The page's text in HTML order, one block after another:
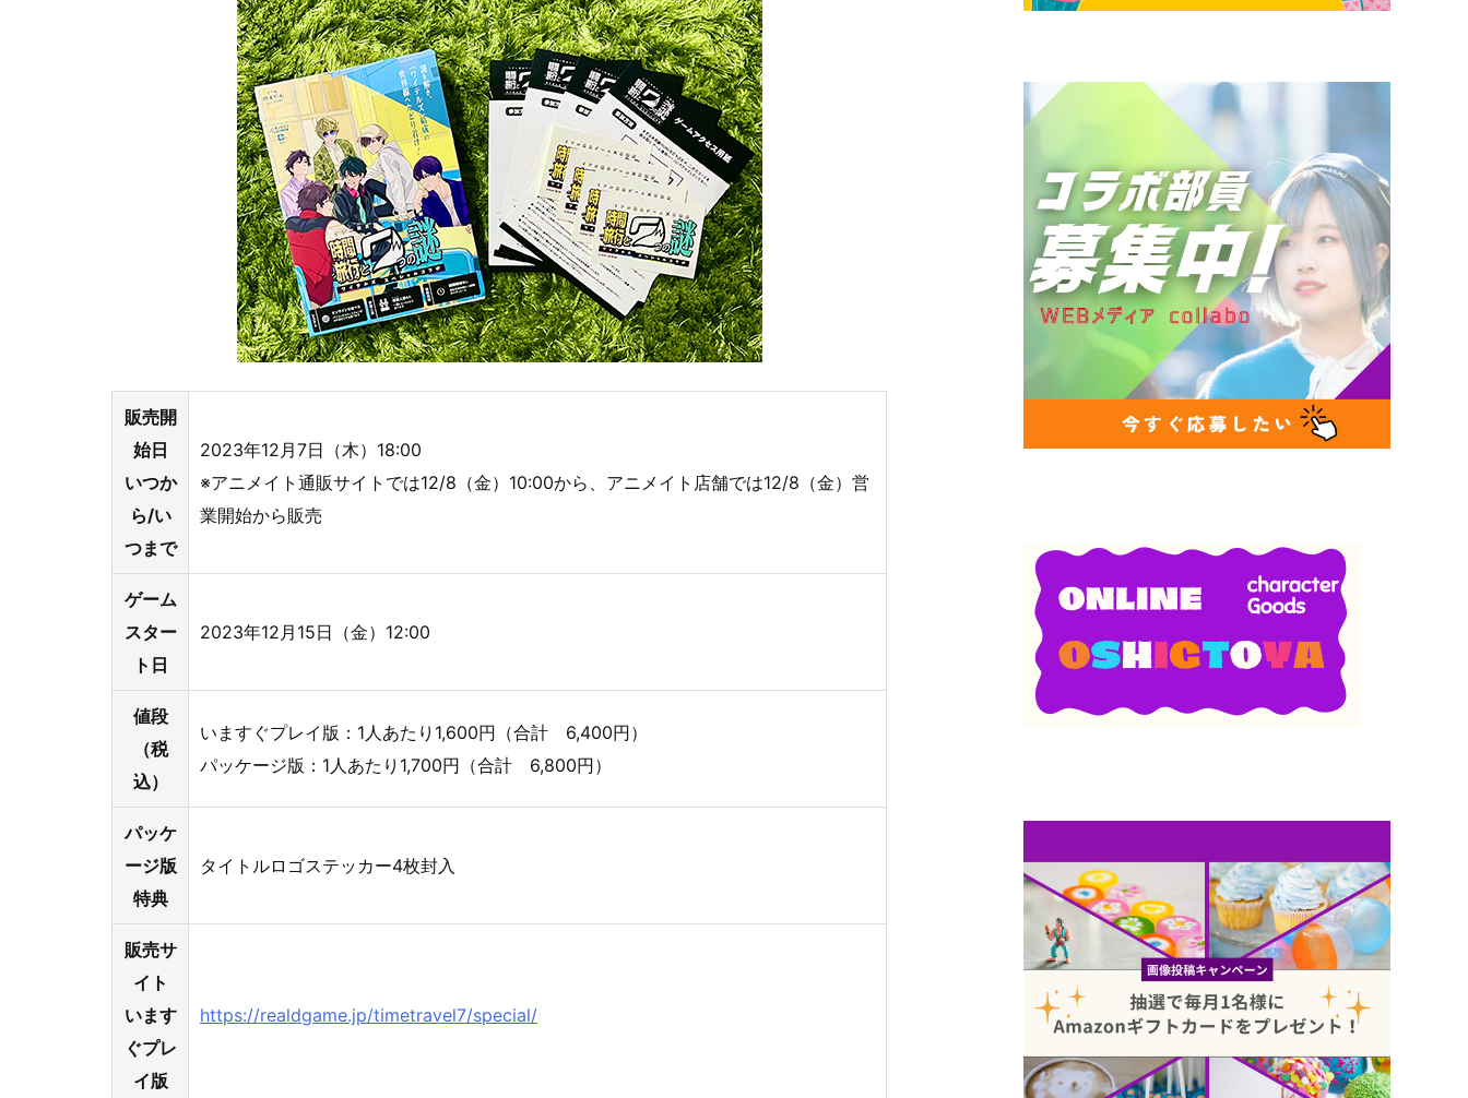
販売開
始日
いつか
ら/い
つまで
2023年12月7日（木）18:00
※アニメイト通販サイトでは12/8（金）10:00から、アニメイト店舗では12/8（金）営
業開始から販売
ゲーム
スター
ト日
2023年12月15日（金）12:00
値段
（税
込）
いますぐプレイ版：1人あたり1,600円（合計 6,400円）
パッケージ版：1人あたり1,700円（合計 6,800円）
パッケ
ージ版
特典
タイトルロゴステッカー4枚封入
販売サ
イト
います
ぐプレ
イ版
https://realdgame.jp/timetravel7/special/